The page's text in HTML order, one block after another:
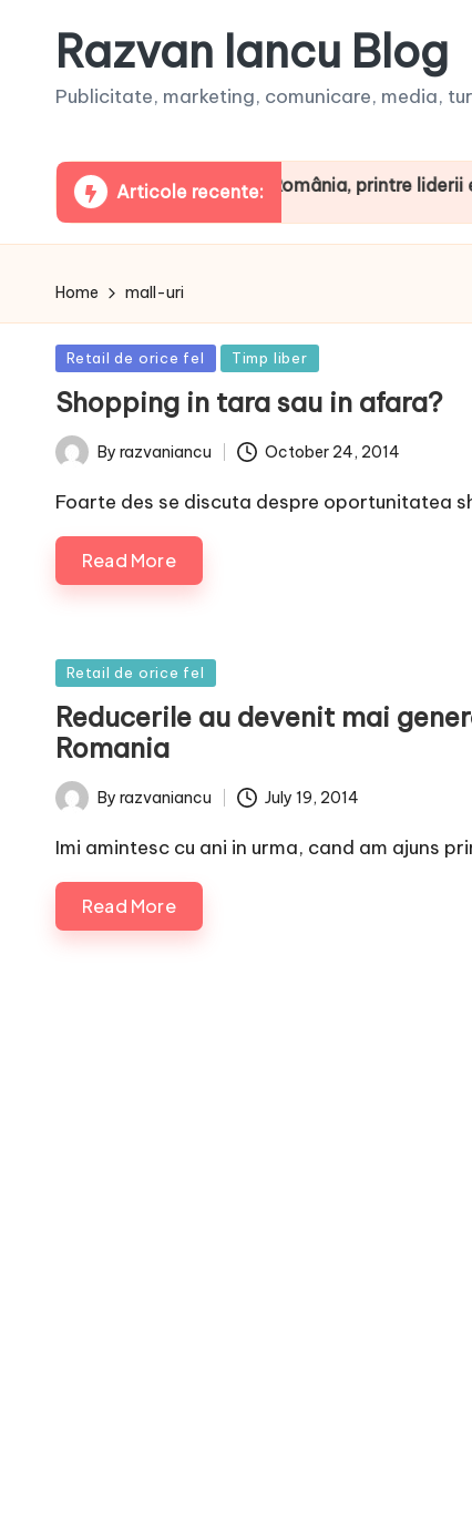
Razvan Iancu Blog
Publicitate, marketing, comunicare, media,
Articole recente:
ARBOpodcast. România, printre liderii europeni
Home mall-uri
Posted
in
Retail de orice fel Timp liber
Shopping in tara sau in afara?
PostedBy razvaniancu October 24, 2014
Foarte des se discuta despre oportunitatea
Read More
Posted
in
Retail de orice fel
Reducerile au devenit mai
Romania
PostedBy razvaniancu July 19, 2014
Imi amintesc cu ani in urma, cand am ajuns
Read More